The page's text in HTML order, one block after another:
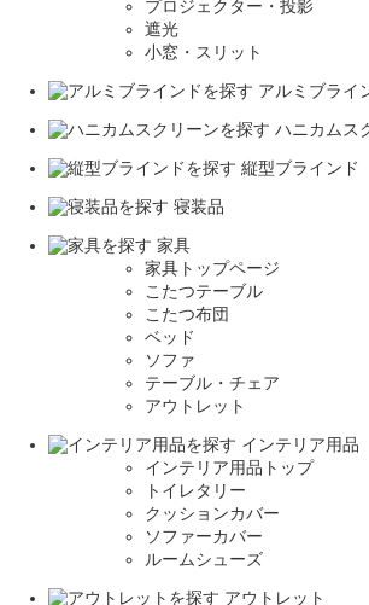
プロジェクター・投影
遮光
小窓・スリット
アルミブライ
ハニカムス
縦型ブラインド
寝装品
家具
家具トップページ
こたつテーブル
こたつ布団
ベッド
ソファ
テーブル・チェア
アウトレット
インテリア用品
インテリア用品トップ
トイレタリー
クッションカバー
ソファーカバー
ルームシューズ
アウトレット